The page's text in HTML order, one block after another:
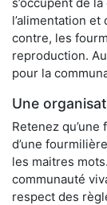
l’alimentation
contre, les
reproduction.
pour la
Une
Retenez
d’une
les maitres
communauté
respect des